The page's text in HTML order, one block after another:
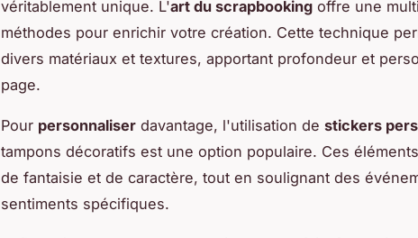
véritablement unique. L'art du scrapbooking offre une
méthodes pour enrichir votre création. Cette technique
divers matériaux et textures, apportant profondeur et
page.
Pour personnaliser davantage, l'utilisation de stickers
tampons décoratifs est une option populaire. Ces
de fantaisie et de caractère, tout en soulignant des
sentiments spécifiques.